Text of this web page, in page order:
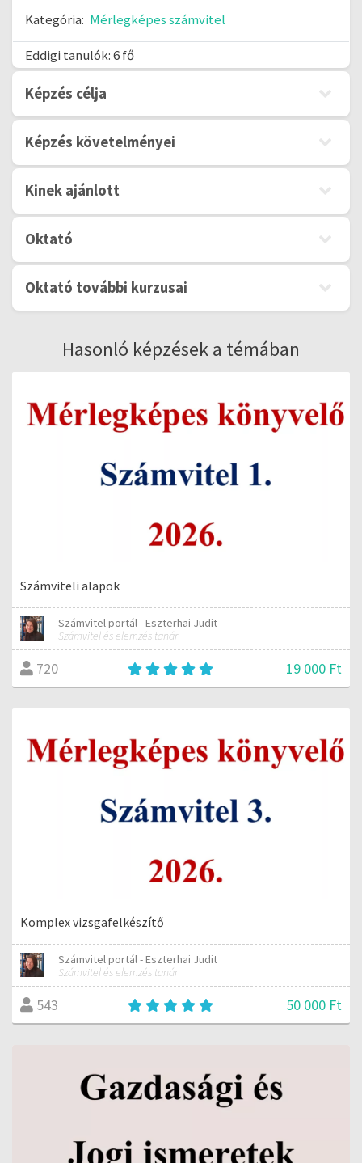
Kategória: Mérlegképes számvitel
Eddigi tanulók: 6 fő
Képzés célja
Képzés követelményei
Kinek ajánlott
Oktató
Oktató további kurzusai
Hasonló képzések a témában
Számviteli alapok
Számvitel portál - Eszterhai Judit
Számvitel és elemzés tanár
720 19 000 Ft
Komplex vizsgafelkészítő
Számvitel portál - Eszterhai Judit
Számvitel és elemzés tanár
543 50 000 Ft